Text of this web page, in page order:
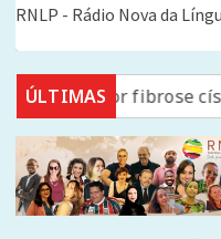
ÚLTIMAS
no SUS por fibrose